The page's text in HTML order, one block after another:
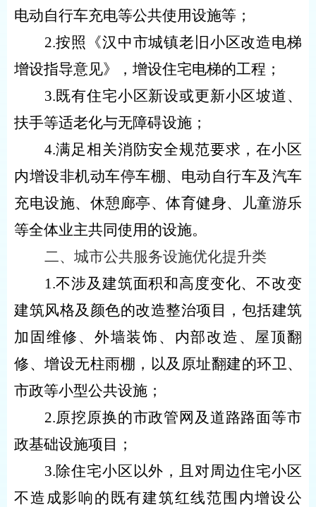
电动自行车充电等公共使用设施等；
2.按照《汉中市城镇老旧小区改造电梯
增设指导意见》，增设住宅电梯的工程；
3.既有住宅小区新设或更新小区坡道、
扶手等适老化与无障碍设施；
4.满足相关消防安全规范要求，在小区
内增设非机动车停车棚、电动自行车及汽车
充电设施、休憩廊亭、体育健身、儿童游乐
等全体业主共同使用的设施。
二、 城市公共服务设施优化提升类
1.不涉及建筑面积和高度变化、不改变
建筑风格及颜色的改造整治项目，包括建筑
加固维修、外墙装饰、内部改造、屋顶翻
修、增设无柱雨棚，以及原址翻建的环卫、
市政等小型公共设施；
2.原挖原换的市政管网及道路路面等市
政基础设施项目；
3.除住宅小区以外，且对周边住宅小区
不造成影响的既有建筑红线范围内增设公